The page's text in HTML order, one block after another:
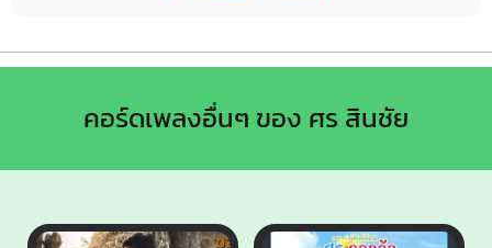
คอร์ดเพลงอื่นๆ ของ ศร สินชัย